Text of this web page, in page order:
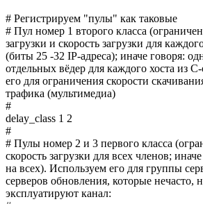
# Регистрируем "пулы" как таковые
# Пул номер 1 второго класса
загрузки и скорость загрузки для
(биты 25 -32 IP-адреса); иначе говоря:
отдельных вёдер для каждого хоста из
его для ограничения скорости
трафика (мультимедиа)
#
delay_class 1 2
#
# Пулы номер 2 и 3 первого класса
скорость загрузки для всех членов;
на всех). Используем его для группы
серверов обновления, которые нечасто,
эксплуатируют канал: